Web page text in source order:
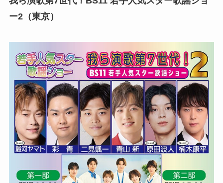
ー2（東京）